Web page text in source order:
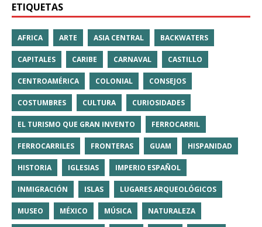
ETIQUETAS
AFRICA ARTE ASIA CENTRAL BACKWATERS
CAPITALES CARIBE CARNAVAL CASTILLO
CENTROAMÉRICA COLONIAL CONSEJOS
COSTUMBRES CULTURA CURIOSIDADES
EL TURISMO QUE GRAN INVENTO FERROCARRIL
FERROCARRILES FRONTERAS GUAM HISPANIDAD
HISTORIA IGLESIAS IMPERIO ESPAÑOL
INMIGRACIÓN ISLAS LUGARES ARQUEOLÓGICOS
MUSEO MÉXICO MÚSICA NATURALEZA